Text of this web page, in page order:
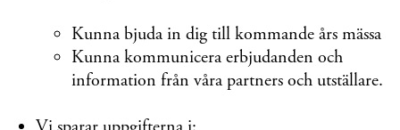
Kunna bjuda in dig till kommande års mässa
Kunna kommunicera erbjudanden och
information från våra partners och utställare.